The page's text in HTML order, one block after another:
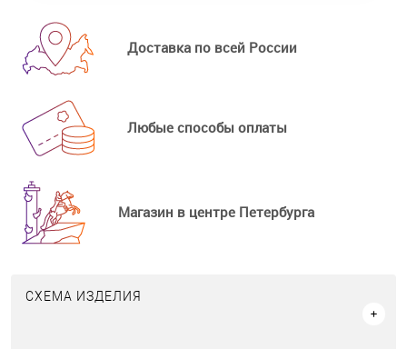
Доставка по всей России
Любые способы оплаты
Магазин в центре Петербурга
СХЕМА ИЗДЕЛИЯ